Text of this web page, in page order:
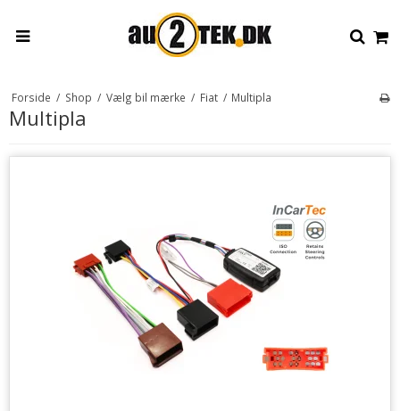
Forside / Shop / Vælg bil mærke / Fiat / Multipla
Multipla